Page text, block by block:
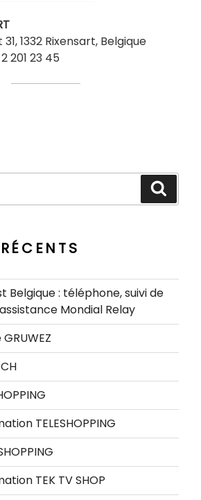
1332 Rixensart, Belgique
201 23 45
Belgique : téléphone, suivi de
Mondial Relay
TELESHOPPING
TEK TV SHOP